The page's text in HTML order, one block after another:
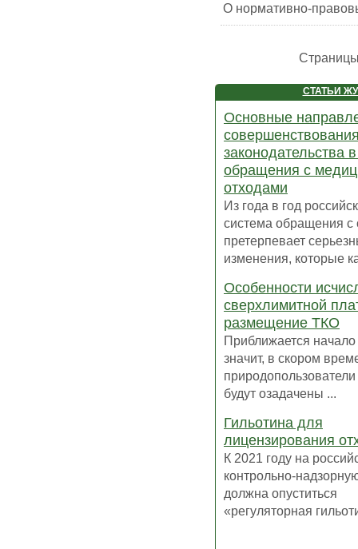
О нормативно-
СТАТЬИ
Основные
законодательства
обращения с
отходами
Из года в год
система обращения с
претерпевает
изменения, которые
Особенности
сверхлимитной
размещение ТКО
Приближается начало
значит, в скором
будут озадачены ...
Гильотина для
лицензирования
К 2021 году на
контрольно-
должна опуститься
«регуляторная